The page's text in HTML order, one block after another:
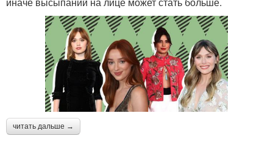
читать дальше →